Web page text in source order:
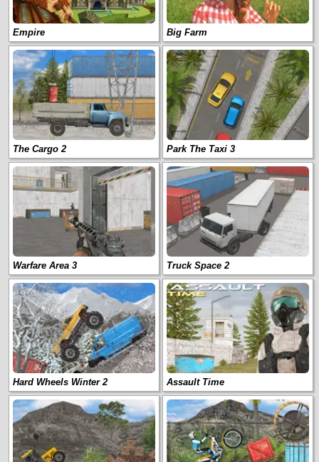
Empire Big Farm
The Cargo 2 Park The Taxi 3
Warfare Area 3 Truck Space 2
Hard Wheels Winter 2 Assault Time